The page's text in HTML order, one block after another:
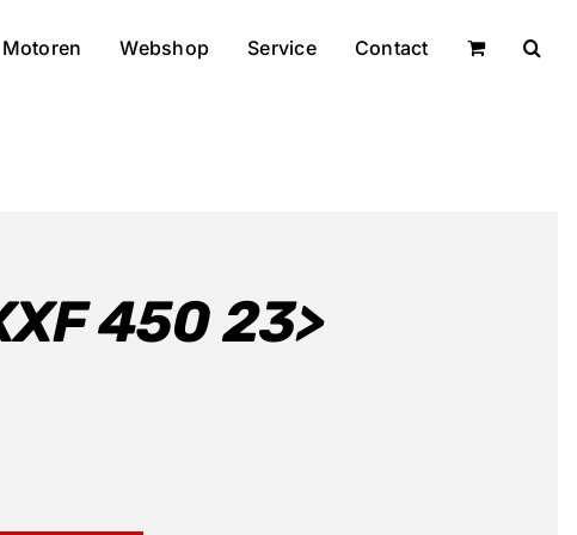
Motoren Webshop Service Contact
450 23>